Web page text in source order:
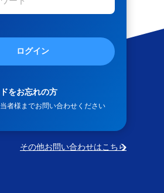
ログイン
をお忘れの方
者様までお問い合わせください
その他お問い合わせはこちら